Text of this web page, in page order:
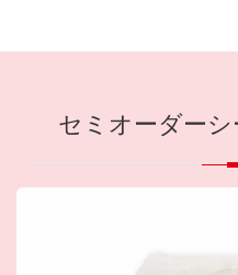
セミオーダー